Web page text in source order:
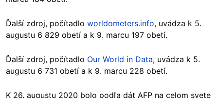
Ďalší zdroj, počítadlo worldometers.info, uvádza k 5.
augustu 6 829 obetí a k 9. marcu 197 obetí.
Ďalší zdroj, počítadlo Our World in Data, uvádza k 5.
augustu 6 731 obetí a k 9. marcu 228 obetí.
K 26. augustu 2020 bolo podľa dát AFP na celom svete